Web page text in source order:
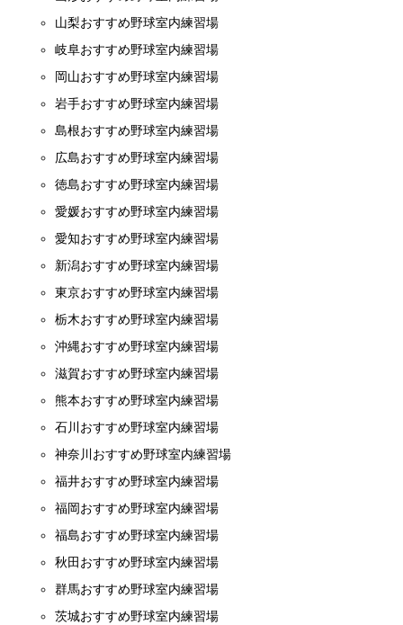
山梨おすすめ野球室内練習場
岐阜おすすめ野球室内練習場
岡山おすすめ野球室内練習場
岩手おすすめ野球室内練習場
島根おすすめ野球室内練習場
広島おすすめ野球室内練習場
徳島おすすめ野球室内練習場
愛媛おすすめ野球室内練習場
愛知おすすめ野球室内練習場
新潟おすすめ野球室内練習場
東京おすすめ野球室内練習場
栃木おすすめ野球室内練習場
沖縄おすすめ野球室内練習場
滋賀おすすめ野球室内練習場
熊本おすすめ野球室内練習場
石川おすすめ野球室内練習場
神奈川おすすめ野球室内練習場
福井おすすめ野球室内練習場
福岡おすすめ野球室内練習場
福島おすすめ野球室内練習場
秋田おすすめ野球室内練習場
群馬おすすめ野球室内練習場
茨城おすすめ野球室内練習場